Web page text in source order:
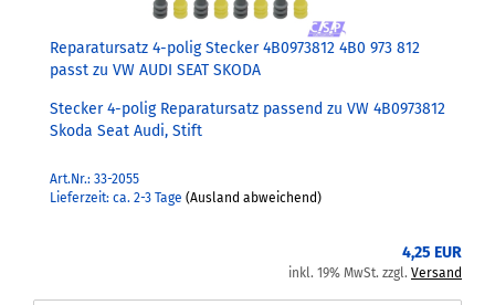
Reparatursatz 4-polig Stecker 4B0973812 4B0 973 812
passt zu VW AUDI SEAT SKODA
Stecker 4-polig Reparatursatz passend zu VW 4B0973812
Skoda Seat Audi, Stift
Art.Nr.: 33-2055
Lieferzeit: ca. 2-3 Tage (Ausland abweichend)
4,25 EUR
inkl. 19% MwSt. zzgl. Versand